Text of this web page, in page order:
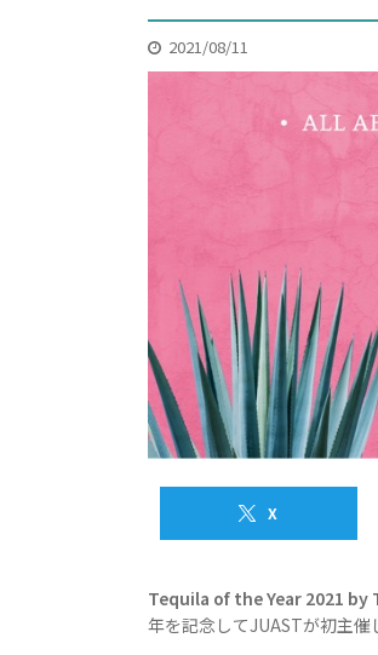
2021/08/11
X
Tequila of the Year 2021 by
年を記念してJUASTが初主催